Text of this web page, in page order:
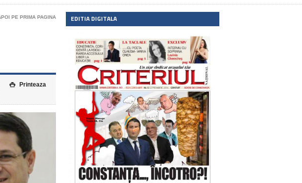
PE PRIMA PAGINA
 Printeaza
EDITIA DIGITALA